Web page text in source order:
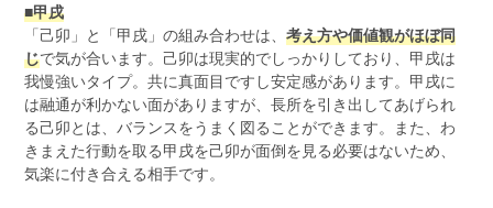
■甲戌
「己卯」と「甲戌」の組み合わせは、考え方や価値観がほぼ同
じで気が合います。己卯は現実的でしっかりしており、甲戌は
我慢強いタイプ。共に真面目ですし安定感があります。甲戌に
は融通が利かない面がありますが、長所を引き出してあげられ
る己卯とは、バランスをうまく図ることができます。また、わ
きまえた行動を取る甲戌を己卯が面倒を見る必要はないため、
気楽に付き合える相手です。